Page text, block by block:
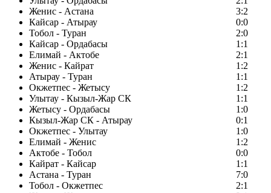
Женис - Астана
3:2
Кайсар - Атырау
0:0
Тобол - Туран
2:0
Кайсар - Ордабасы
1:1
Елимай - Актобе
2:1
Женис - Кайрат
1:2
Атырау - Туран
1:1
Окжетпес - Жетысу
1:2
Улытау - Кызыл-Жар СК
1:1
Жетысу - Ордабасы
1:0
Кызыл-Жар СК - Атырау
0:1
Окжетпес - Улытау
1:0
Елимай - Женис
1:2
Актобе - Тобол
0:0
Кайрат - Кайсар
1:1
Астана - Туран
7:0
Тобол - Окжетпес
2:1